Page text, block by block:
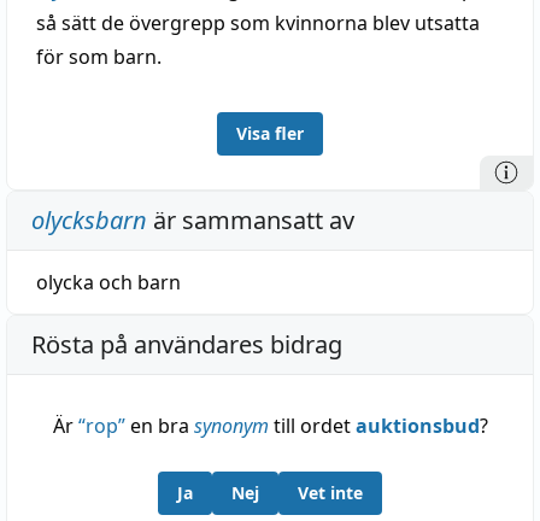
så sätt de övergrepp som kvinnorna blev utsatta
för som barn.
Visa fler
olycksbarn är sammansatt av
olycka och barn
Rösta på användares bidrag
Är“rop”en bra synonym till ordetauktionsbud?
Ja Nej Vet inte